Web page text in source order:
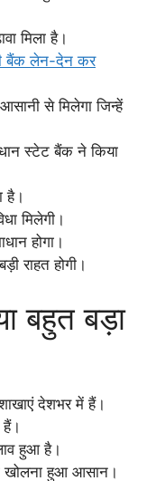
मिला है।
बैंक लेन-देन कर
से मिलेगा जिन्हें
स्टेट बैंक ने किया
है।
मिलेगी।
होगा।
राहत होगी।
बहुत बड़ा
देशभर में हैं।
हुआ है।
खोलना हुआ आसान।